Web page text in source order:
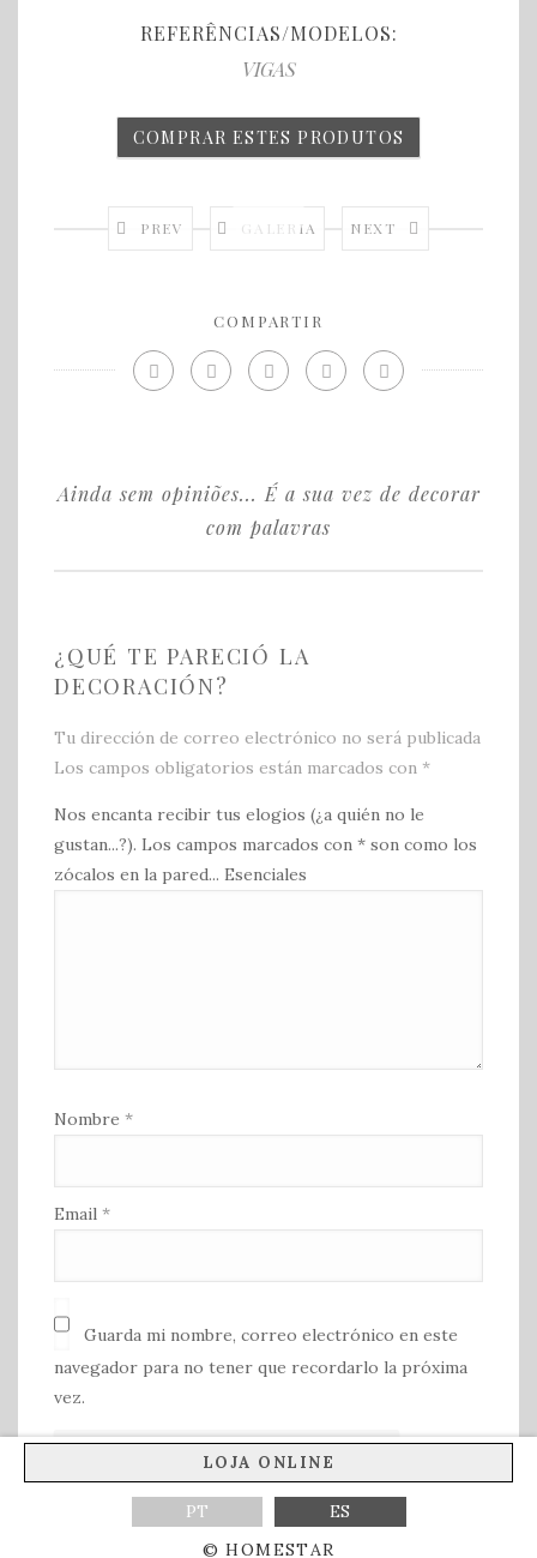
REFERÊNCIAS/MODELOS:
VIGAS
COMPRAR ESTES PRODUTOS
PREV GALERIA NEXT
COMPARTIR
Ainda sem opiniões... É a sua vez de decorar
com palavras
¿QUÉ TE PARECIÓ LA
DECORACIÓN?
Tu dirección de correo electrónico no será publicada
Los campos obligatorios están marcados con *
Nos encanta recibir tus elogios (¿a quién no le
gustan...?). Los campos marcados con * son como los
zócalos en la pared... Esenciales
Nombre *
Email *
Guarda mi nombre, correo electrónico en este
navegador para no tener que recordarlo la próxima
vez.
LOJA ONLINE
PT
ES
© HOMESTAR